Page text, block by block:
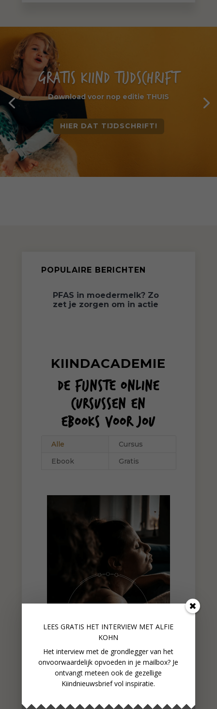
GRATIS KIIND TIJDSCHRIFT
Download voor nop editie THUIS
HIER DAT TIJDSCHRIFT!
POPULAIRE BERICHTEN
PFAS in moedermelk? Zo
zet je zorgen om in actie
KIINDACADEMIE
DE FIJNSTE ONLINE
CURSUSSEN EN
EBOOKS VOOR JOU
Alle
Cursus
Ebook
Gratis
GRATIS PREVIEW EBOOK
EIGENWIJS BEVALLEN
LEES GRATIS HET INTERVIEW MET ALFIE
KOHN
Het interview met de grondlegger van het
onvoorwaardelijk opvoeden in je mailbox? Je
ontvangt meteen ook de gezellige
Kiindnieuwsbrief vol inspiratie.